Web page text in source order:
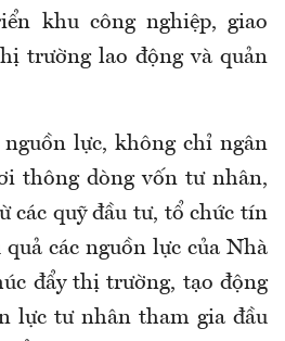
khu công nghiệp, giao
trường lao động và quản
lực, không chỉ ngân
thông dòng vốn tư nhân,
các quỹ đầu tư, tổ chức tín
các nguồn lực của Nhà
đẩy thị trường, tạo động
lực tư nhân tham gia đầu